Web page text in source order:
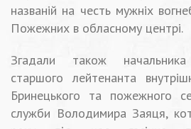
названій на честь мужніх
Пожежних в обласному центрі.
Згадали також
старшого лейтенанта
Бринецького та пожежного
служби Володимира Заяця,